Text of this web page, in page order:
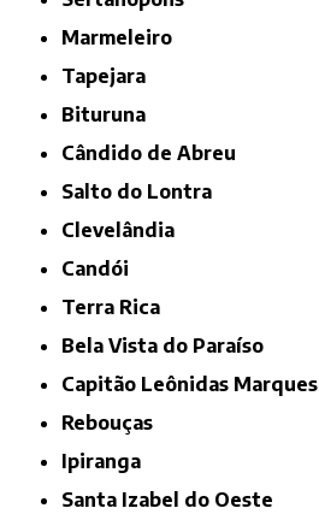
Marmeleiro
Tapejara
Bituruna
Cândido de Abreu
Salto do Lontra
Clevelândia
Candói
Terra Rica
Bela Vista do Paraíso
Capitão Leônidas Marques
Rebouças
Ipiranga
Santa Izabel do Oeste